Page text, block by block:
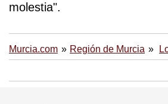
molestia".
Murcia.com Región de Murcia